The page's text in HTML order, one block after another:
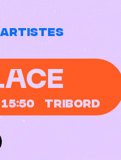
Artistes
Tribord